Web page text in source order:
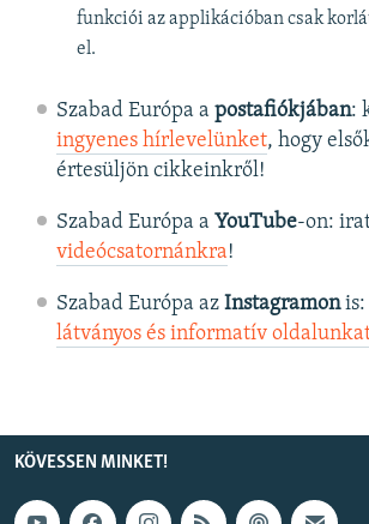
funkciói az applikációban csak
el.
Szabad Európa a postafiókjában:
ingyenes hírlevelünket, hogy
értesüljön cikkeinkről!
Szabad Európa a YouTube-on:
videócsatornánkra!
Szabad Európa az Instagramonis:
látványos és informatív
KÖVESSEN MINKET!